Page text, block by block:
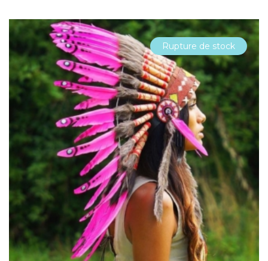
Rupture de stock